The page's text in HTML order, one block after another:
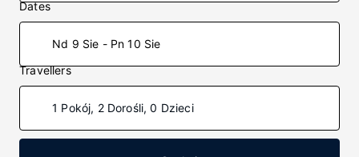
Dates
Nd 9 Sie - Pn 10 Sie
Travellers
1 Pokój, 2 Dorośli, 0 Dzieci